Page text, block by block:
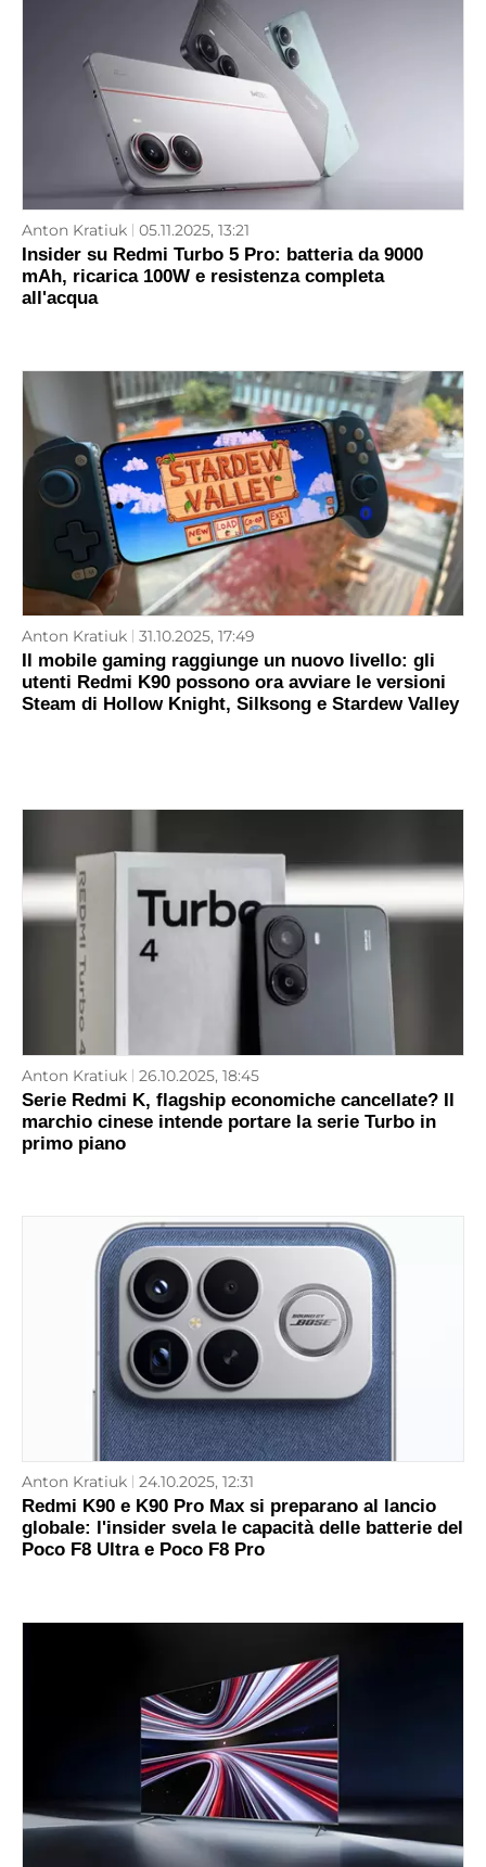
Anton Kratiuk 05.11.2025, 13:21
Insider su Redmi Turbo 5 Pro: batteria da 9000
mAh, ricarica 100W e resistenza completa
all'acqua
Anton Kratiuk 31.10.2025, 17:49
Il mobile gaming raggiunge un nuovo livello: gli
utenti Redmi K90 possono ora avviare le versioni
Steam di Hollow Knight, Silksong e Stardew Valley
Anton Kratiuk 26.10.2025, 18:45
Serie Redmi K, flagship economiche cancellate? Il
marchio cinese intende portare la serie Turbo in
primo piano
Anton Kratiuk 24.10.2025, 12:31
Redmi K90 e K90 Pro Max si preparano al lancio
globale: l'insider svela le capacità delle batterie del
Poco F8 Ultra e Poco F8 Pro